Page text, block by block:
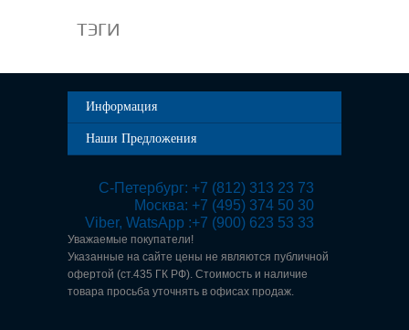
ТЭГИ
Информация
Наши Предложения
Москва: +7 (495) 374 50 30
Viber, WatsApp :+7 (900) 623 53 33
Уважаемые покупатели!
Указанные на сайте цены не являются публичной
офертой (ст.435 ГК РФ). Стоимость и наличие
товара просьба уточнять в офисах продаж.